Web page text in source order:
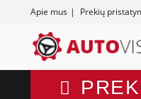
Apie mus | Prekių